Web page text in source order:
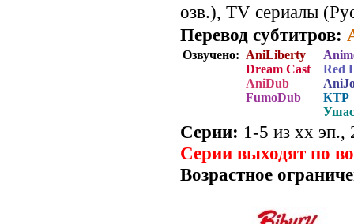
озв.), TV сериалы
Перевод субтитров:
Озвучено: AniLiberty
Dream Cast
AniDub
FumoDub
Red
КТР
Серии: 1-5 из хх эп.,
Серии выходят по
Возрастное